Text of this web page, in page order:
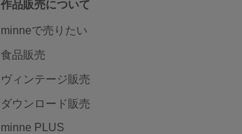
作品販売について
minneで売りたい
食品販売
ヴィンテージ販売
ダウンロード販売
minne PLUS